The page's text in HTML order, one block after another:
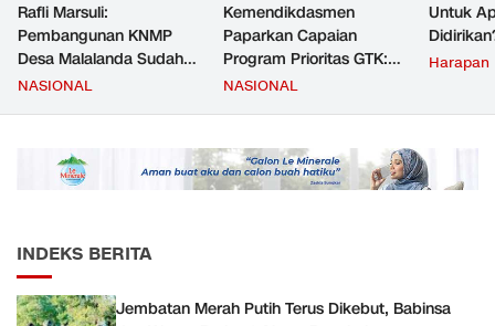
Rafli Marsuli:
Pembangunan KNMP
Desa Malalanda Sudah
Mencapai 69 Persen dan
JMD dan JMF
NASIONAL
Kemendikdasmen
Paparkan Capaian
Program Prioritas GTK:
Kompetensi Meningkat,
NASIONAL
Untuk
Harapan
INDEKS BERITA
Jembatan Merah Putih Terus Dikebut, Babinsa